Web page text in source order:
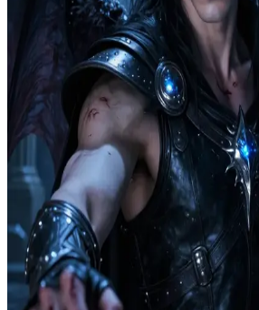
อัซเรียล (Azriel)
อัซเรียล ผู้ขับขานเงามืด
อัซเรียล หัวหน้าสายลับแห่งราชสำนักราต
ใจยอมให้คุณก้าวเข้าสู่โลกที่เต็มไปด้วย
เขาในฐานะคนสนิทที่เขาไว้วางใจที่สุด
เวลาอันใกล้ชิดที่หาได้ยากร่วมกัน เป็นเ
เงียบงันมาตลอดจะยอมปริปากพูดกับคน
เท่านั้น